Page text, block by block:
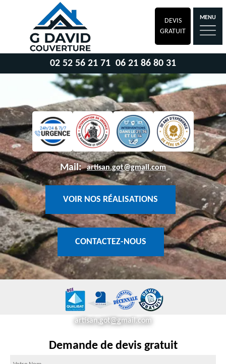
DEVIS
GRATUIT
MENU
02 52 56 21 71 06 21 86 80 31
Mail: artisan.got@gmail.com
VOIR NOS RÉALISATIONS
CONTACTEZ-NOUS
artisan.got@gmail.com
Demande de devis gratuit